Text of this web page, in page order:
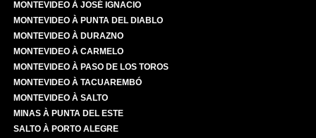
MONTEVIDEO À JOSÉ IGNACIO
MONTEVIDEO À PUNTA DEL DIABLO
MONTEVIDEO À DURAZNO
MONTEVIDEO À CARMELO
MONTEVIDEO À PASO DE LOS TOROS
MONTEVIDEO À TACUAREMBÓ
MONTEVIDEO À SALTO
MINAS À PUNTA DEL ESTE
SALTO À PORTO ALEGRE